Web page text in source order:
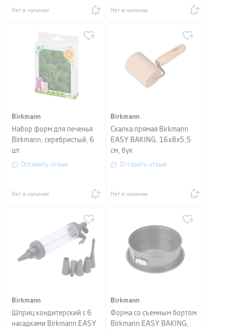
Нет в наличии Нет в наличии
Birkmann
Набор форм для печенья
Birkmann, серебристый, 6
шт
Оставить отзыв
Нет в наличии
Birkmann
Скалка прямая Birkmann
EASY BAKING, 16х8х5,5
см, бук
Оставить отзыв
Нет в наличии
Birkmann
Шприц кондитерский с 6
насадками Birkmann EASY
Birkmann
Форма со съемным бортом
Birkmann EASY BAKING,